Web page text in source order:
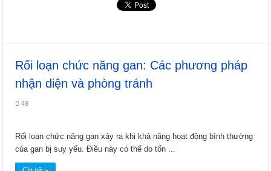
Rối loạn chức năng gan: Các phương pháp
nhận diện và phòng tránh
49
Rối loạn chức năng gan xảy ra khi khả năng hoạt động bình thường
của gan bị suy yếu. Điều này có thể do tổn ...